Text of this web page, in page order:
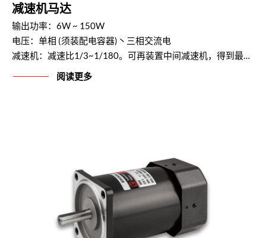
减速机马达
输出功率：6W ~ 150W
电压：单相 (须装配电容器)丶三相交流电
减速机：减速比1/3~1/180。可再装置中间减速机，得到最高减速比 1 / 1800
阅读更多